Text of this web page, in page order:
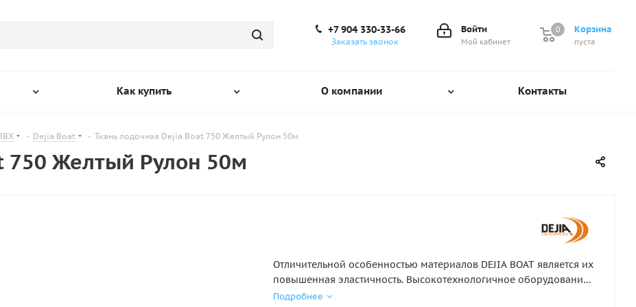
Корзина
0
пуста
0
Войти
Мой кабинет
+7 904 330-33-66
Заказать звонок
Как купить О компании Контакты
- Dejia Boat - Ткань лодочная Dejia Boat 750 Желтый Рулон 50м
750 Желтый Рулон 50м
Отличительной особенностью материалов DEJIA BOAT является их
повышенная эластичность. Высокотехнологичное оборудование,
импортированное из Германии и Италии, а также тщательный
Подробнее